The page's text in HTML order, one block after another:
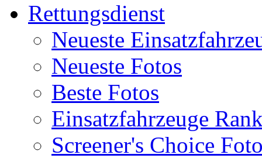
Rettungsdienst
Neueste
Neueste Fotos
Beste Fotos
Einsatzfahrzeuge
Screener's Choice